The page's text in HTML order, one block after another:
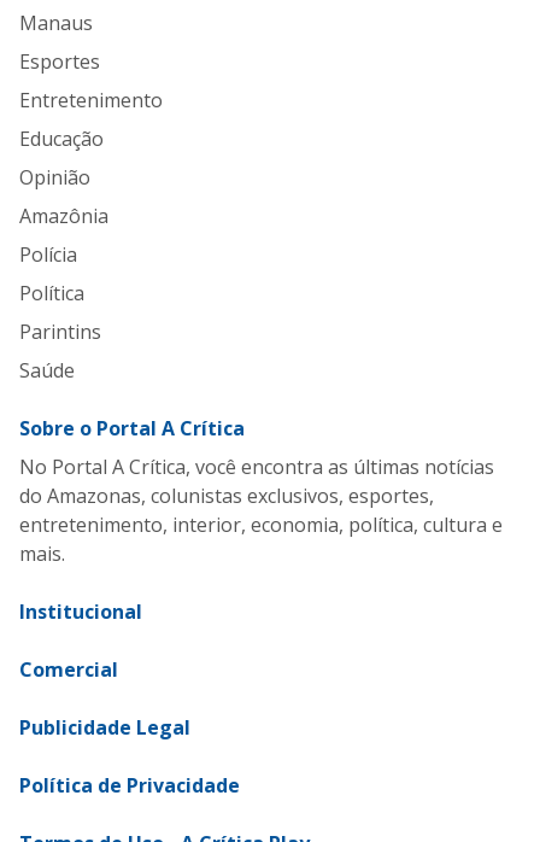
Manaus
Esportes
Entretenimento
Educação
Opinião
Amazônia
Polícia
Política
Parintins
Saúde
Sobre o Portal A Crítica
No Portal A Crítica, você encontra as últimas notícias
do Amazonas, colunistas exclusivos, esportes,
entretenimento, interior, economia, política, cultura e
mais.
Institucional
Comercial
Publicidade Legal
Política de Privacidade